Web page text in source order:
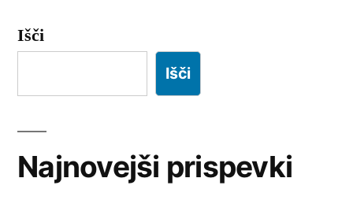
Išči
Išči
Najnovejši prispevki